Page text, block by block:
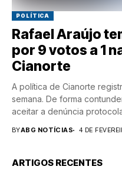
POLÍTICA
Rafael Araújo
por 9 votos a 1
Cianorte
A política de Cianorte
semana. De forma
aceitar a denúncia
BYABG NOTÍCIAS 4 DE
ARTIGOS RECENTES